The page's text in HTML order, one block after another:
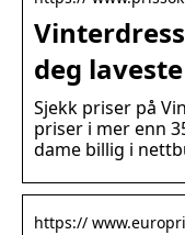
deg
Sjekk priser på
priser i mer enn
dame billig i
https://